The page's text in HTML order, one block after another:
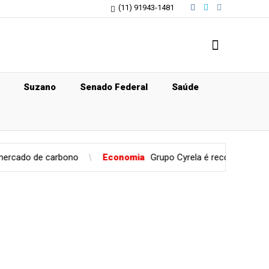
(11) 91943-1481
Suzano Senado Federal Saúde
Economia Grupo Cyrela é reconhecido como Empresa